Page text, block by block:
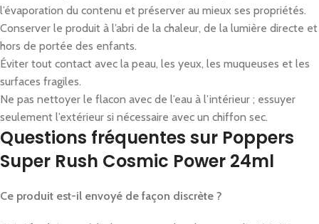
l’évaporation du contenu et préserver au mieux ses propriétés.
Conserver le produit à l’abri de la chaleur, de la lumière directe et
hors de portée des enfants.
Éviter tout contact avec la peau, les yeux, les muqueuses et les
surfaces fragiles.
Ne pas nettoyer le flacon avec de l’eau à l’intérieur ; essuyer
seulement l’extérieur si nécessaire avec un chiffon sec.
Questions fréquentes sur Poppers
Super Rush Cosmic Power 24ml
Ce produit est-il envoyé de façon discrète ?